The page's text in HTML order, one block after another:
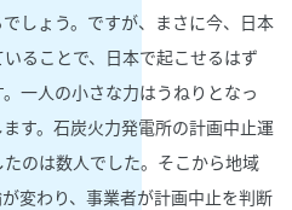
しょう。ですが、まさに今、日本
ることで、日本で起こせるはず
一人の小さな力はうねりとなっ
す。石炭火力発電所の計画中止運
のは数人でした。そこから地域
変わり、事業者が計画中止を判断